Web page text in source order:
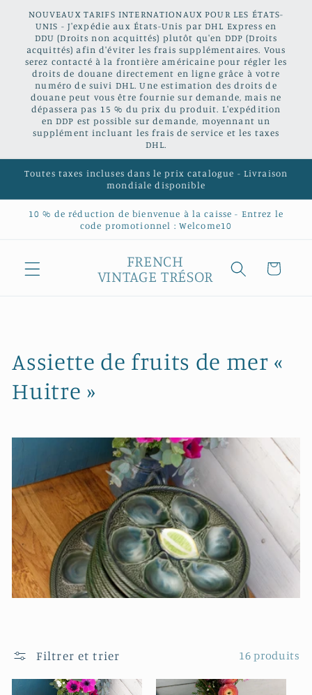
passer
au
contenu
NOUVEAUX TARIFS INTERNATIONAUX POUR LES ÉTATS-
UNIS - J'expédie aux États-Unis par DHL Express en
DDU (Droits non acquittés) plutôt qu'en DDP (Droits
acquittés) afin d'éviter les frais supplémentaires. Vous
serez contacté à la frontière américaine pour régler les
droits de douane directement en ligne grâce à votre
numéro de suivi DHL. Une estimation des droits de
douane peut vous être fournie sur demande, mais ne
dépassera pas 15 % du prix du produit. L'expédition
en DDP est possible sur demande, moyennant un
supplément incluant les frais de service et les taxes
DHL.
Toutes taxes incluses dans le prix catalogue - Livraison
mondiale disponible
10 % de réduction de bienvenue à la caisse - Entrez le
code promotionnel : Welcome10
FRENCH
VINTAGE TRÉSOR
Panier
C
o
e
c
t
i
o
:
Assiette de fruits de mer «
Huitre »
Filtrer et trier 16 produits